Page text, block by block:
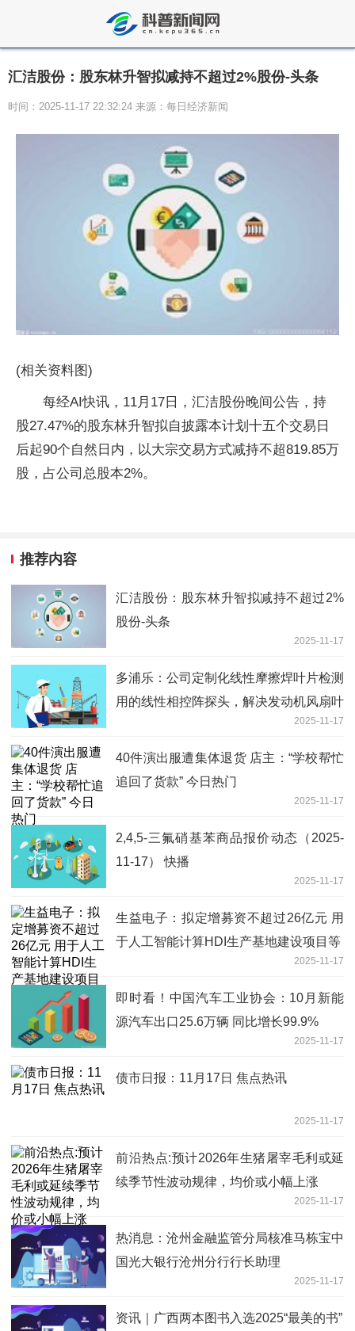
汇洁股份：股东林升智拟减持不超过2%股份-头条
时间：2025-11-17 22:32:24 来源：每日经济新闻
(相关资料图)
每经AI快讯，11月17日，汇洁股份晚间公告，持
股27.47%的股东林升智拟自披露本计划十五个交易日
后起90个自然日内，以大宗交易方式减持不超819.85万
股，占公司总股本2%。
推荐内容
汇洁股份：股东林升智拟减持不超过2%
股份-头条
2025-11-17
多浦乐：公司定制化线性摩擦焊叶片检测
用的线性相控阵探头，解决发动机风扇叶
2025-11-17
40件演出服遭集体退货 店主：“学校帮忙
追回了货款” 今日热门
2025-11-17
2,4,5-三氟硝基苯商品报价动态（2025-
11-17） 快播
2025-11-17
生益电子：拟定增募资不超过26亿元 用
于人工智能计算HDI生产基地建设项目等
2025-11-17
即时看！中国汽车工业协会：10月新能
源汽车出口25.6万辆 同比增长99.9%
2025-11-17
债市日报：11月17日 焦点热讯
2025-11-17
前沿热点:预计2026年生猪屠宰毛利或延
续季节性波动规律，均价或小幅上涨
2025-11-17
热消息：沧州金融监管分局核准马栋宝中
国光大银行沧州分行行长助理
2025-11-17
资讯｜广西两本图书入选2025“最美的书”